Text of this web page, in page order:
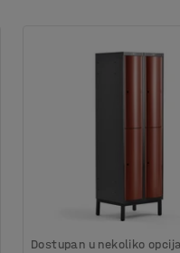
Dostupan u nekoliko